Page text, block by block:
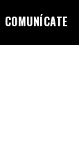
COMUNÍCATE